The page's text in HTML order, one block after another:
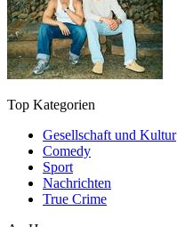
Top Kategorien
Gesellschaft und Kultur
Comedy
Sport
Nachrichten
True Crime